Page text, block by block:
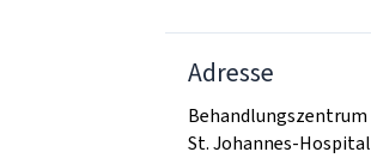
Adresse
Behandlungszentrum
St. Johannes-Hospital